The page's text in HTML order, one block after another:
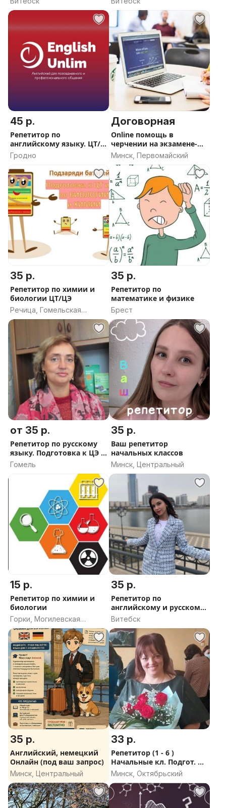
45 р.
Репетитор по
английскому языку. ЦТ/
ЦЭ, IELTS.
Гродно
Договорная
Оnline помощь в
черчении на экзамене-
зачёте
Минск, Первомайский
35 р.
Репетитор по химии и
биологии ЦТ/ЦЭ
Речица, Гомельская
область
35 р.
Репетитор по
математике и физике
Брест
от 35 р.
Репетитор по русскому
языку. Подготовка к ЦЭ и
ЦТ
Гомель
35 р.
Ваш репетитор
начальных классов
Минск, Центральный
15 р.
Репетитор по химии и
биологии
Горки, Могилевская
область
35 р.
Репетитор по
английскому и русскому
языкам
Витебск
35 р.
Английский, немецкий
Онлайн (под ваш запрос)
Минск, Центральный
33 р.
Репетитор (1 - 6 )
Начальные кл. Подгот. к
шк.
Минск, Октябрьский